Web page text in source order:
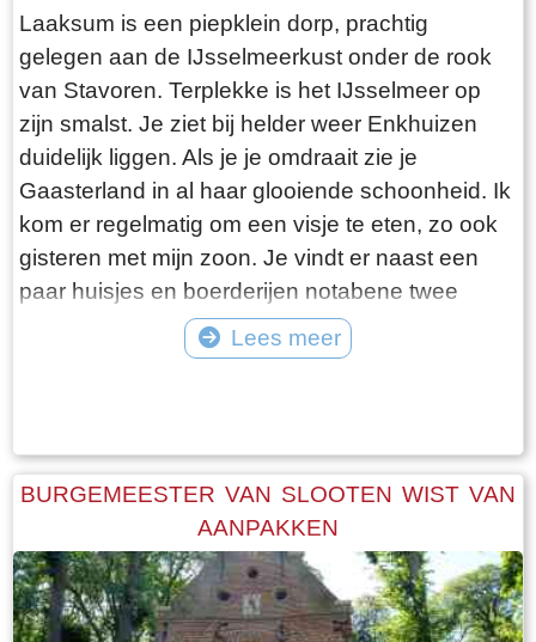
Laaksum is een piepklein dorp, prachtig
gelegen aan de IJsselmeerkust onder de rook
van Stavoren. Terplekke is het IJsselmeer op
zijn smalst. Je ziet bij helder weer Enkhuizen
duidelijk liggen. Als je je omdraait zie je
Gaasterland in al haar glooiende schoonheid. Ik
kom er regelmatig om een visje te eten, zo ook
gisteren met mijn zoon. Je vindt er naast een
paar huisjes en boerderijen notabene twee
visrestaurants op steenworp afstand van elkaar.
Er schijnt het jaar rond voldoende klandizie te
linker restaurant dat sinds een paar jaar in de
voormalige zoutloods gevestigd is. Zolang de
voorraad strekt welteverstaan. De naam
“Laaksumer Bot” suggereert dat de vis terplekke
gevangen wordt. En niets is minder waar.
Tegenover de twee visrestaurants ligt in het
Lees meer
BURGEMEESTER VAN SLOOTEN WIST VAN
AANPAKKEN